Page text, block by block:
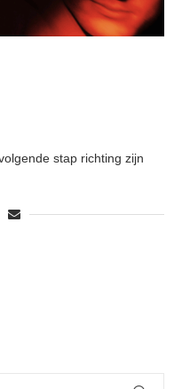
stap richting zijn